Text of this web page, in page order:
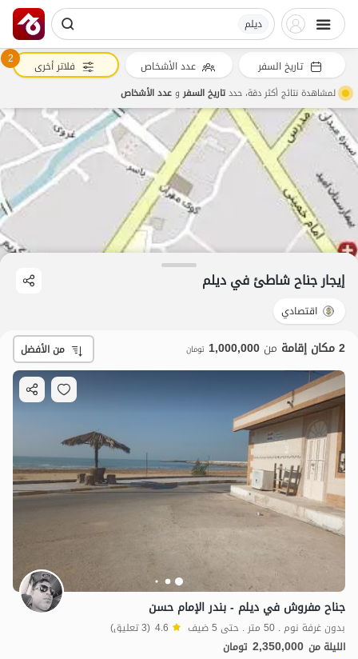
دیلم
مليون ت
إيجار جناح شاطئ في دیلم
اقتصادي
2 مكان إقامة من 1,000,000 تومان من الأفضل
جناح مفروش في ديلم - بندر الإمام حسن
بدون غرفة نوم . 50 متر . حتى 5 ضيف 4.6 (3 تعليق)
الليلة من 2,350,000 تومان
تاريخ السفر عدد الأشخاص 2 فلاتر أخرى
لمشاهدة نتائج أكثر دقة، حددتاريخ السفروعدد الأشخاص